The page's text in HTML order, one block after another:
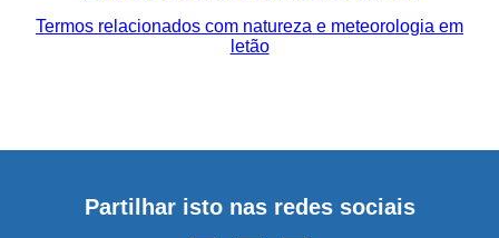
Termos relacionados com natureza e meteorologia em
letão
Partilhar isto nas redes sociais